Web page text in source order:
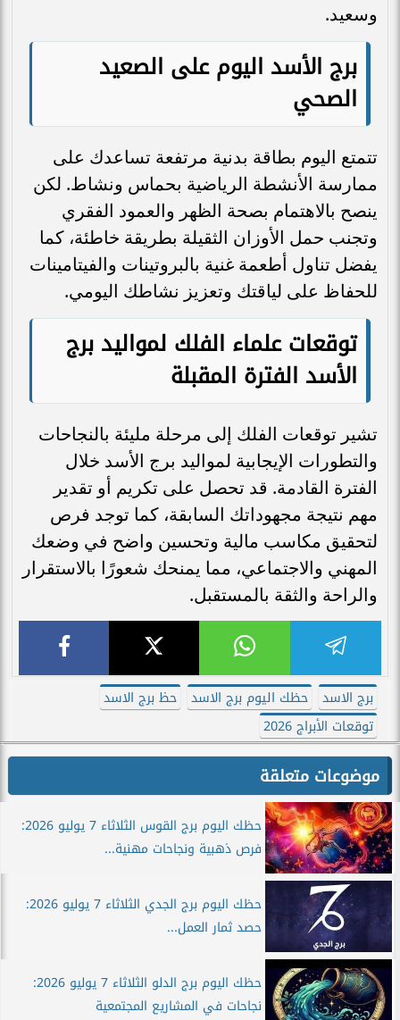
وسعيد.
برج الأسد اليوم على الصعيد
الصحي
تتمتع اليوم بطاقة بدنية مرتفعة تساعدك على
ممارسة الأنشطة الرياضية بحماس ونشاط. لكن
ينصح بالاهتمام بصحة الظهر والعمود الفقري
وتجنب حمل الأوزان الثقيلة بطريقة خاطئة، كما
يفضل تناول أطعمة غنية بالبروتينات والفيتامينات
للحفاظ على لياقتك وتعزيز نشاطك اليومي.
توقعات علماء الفلك لمواليد برج
الأسد الفترة المقبلة
تشير توقعات الفلك إلى مرحلة مليئة بالنجاحات
والتطورات الإيجابية لمواليد برج الأسد خلال
الفترة القادمة. قد تحصل على تكريم أو تقدير
مهم نتيجة مجهوداتك السابقة، كما توجد فرص
لتحقيق مكاسب مالية وتحسين واضح في وضعك
المهني والاجتماعي، مما يمنحك شعورًا بالاستقرار
والراحة والثقة بالمستقبل.
برج الاسد حظك اليوم برج الاسد
حظ برج الاسد
توقعات الأبراج 2026
موضوعات متعلقة
حظك اليوم برج القوس الثلاثاء 7 يوليو 2026:
فرص ذهبية ونجاحات مهنية...
حظك اليوم برج الجدي الثلاثاء 7 يوليو 2026:
حصد ثمار العمل...
حظك اليوم برج الدلو الثلاثاء 7 يوليو 2026:
نجاحات في المشاريع المجتمعية